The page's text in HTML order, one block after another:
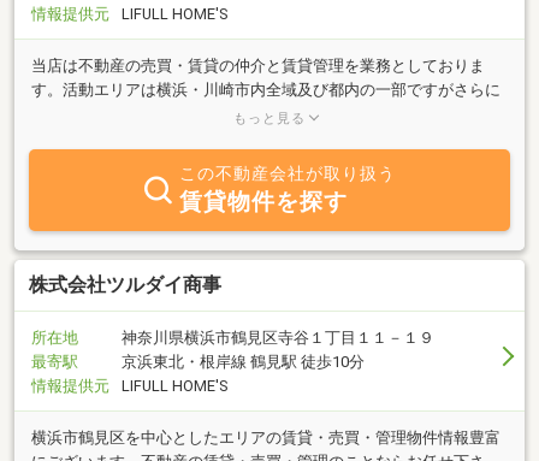
情報提供元
LIFULL HOME'S
当店は不動産の売買・賃貸の仲介と賃貸管理を業務としておりま
す。活動エリアは横浜・川崎市内全域及び都内の一部ですがさらに
遠方の場合でもお気軽にご相談ください。お客様に寄添い、望みを
もっと見る
この不動産会社が取り扱う
賃貸物件を探す
株式会社ツルダイ商事
所在地
神奈川県横浜市鶴見区寺谷１丁目１１－１９
最寄駅
京浜東北・根岸線 鶴見駅 徒歩10分
情報提供元
LIFULL HOME'S
横浜市鶴見区を中心としたエリアの賃貸・売買・管理物件情報豊富